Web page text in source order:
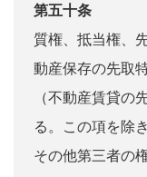
第五十条
質権、抵当権、
動産保存の先取
（不動産賃貸の
る。この項を除
その他第三者の